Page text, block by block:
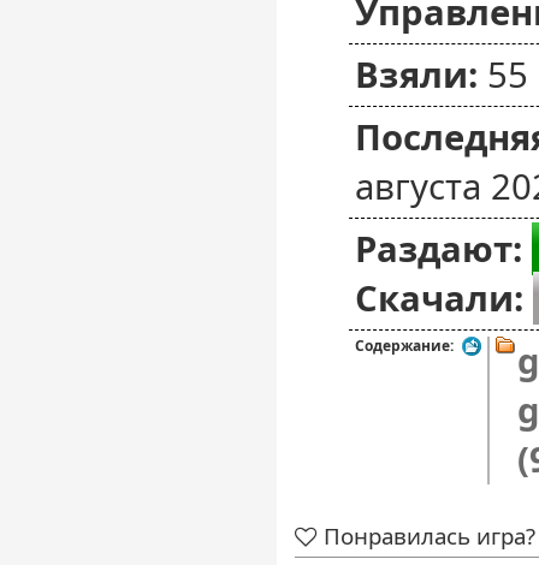
Взяли:
августа
Раздают:
Скачали:
Содержание:
Понравилась